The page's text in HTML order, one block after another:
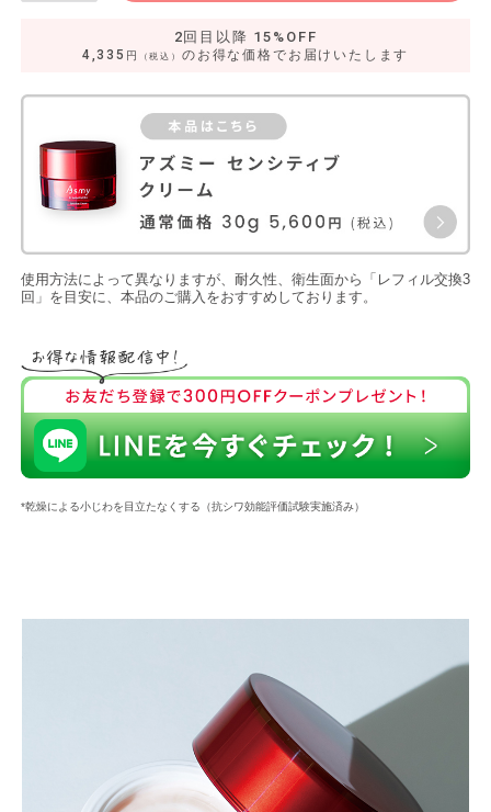
2回目以降 15%OFF
4,335 円 （税込） のお得な価格でお届けいたします
使用方法によって異なりますが、耐久性、衛生面から「レフィル交換3
回」を目安に、本品のご購入をおすすめしております。
*乾燥による小じわを目立たなくする（抗シワ効能評価試験実施済み）